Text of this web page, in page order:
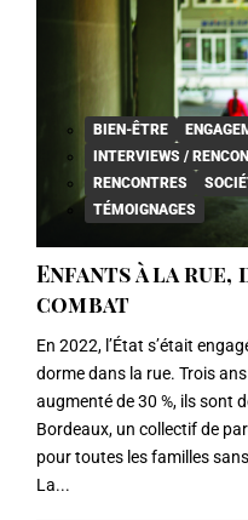
BIEN-ÊTRE
INTERVIEWS /
RENCONTRES
TÉMOIGNAGES
Enfants à la rue,
combat
En 2022, l’État s’était
dorme dans la rue. Trois
augmenté de 30 %, ils sont
Bordeaux, un collectif de
pour toutes les familles
La...